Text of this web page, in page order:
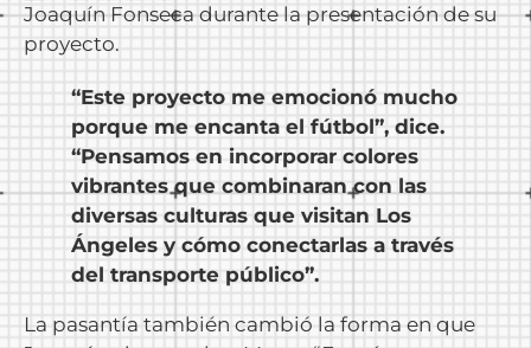
Joaquín Fonseca durante la presentación de su
proyecto.
“Este proyecto me emocionó mucho
porque me encanta el fútbol”, dice.
“Pensamos en incorporar colores
vibrantes que combinaran con las
diversas culturas que visitan Los
Ángeles y cómo conectarlas a través
del transporte público”.
La pasantía también cambió la forma en que